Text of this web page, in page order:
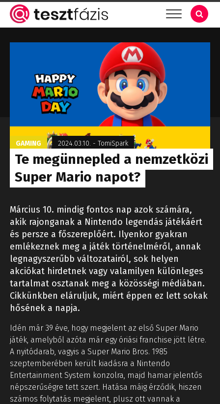
GAMING 2024.03.10. - TomiSpark
Te megünnepled a nemzetközi
Super Mario napot?
Március 10. mindig fontos nap azok számára,
akik rajonganak a Nintendo legendás játékáért
és persze a főszereplőért. Ilyenkor gyakran
emlékeznek meg a játék történelméről, annak
legnagyszerűbb változatairól, sok helyen
akciókat hirdetnek vagy valamilyen különleges
tartalmat osztanak meg a közösségi médiában.
Cikkünkben eláruljuk, miért éppen ez lett sokak
hősének a napja.
Idén már 39 éve, hogy megjelent az első Super Mario
játék, amelyből azóta már egy óriási franchise jött létre.
A nyitódarab, vagyis a Super Mario Bros. 1985
szeptemberében került kiadásra a Nintendo
Entertainment System konzolra, majd hamar jelentős
népszerűségre tett szert. Hatása máig érződik, hiszen
számos folytatás megjelent, plusz ott vannak a